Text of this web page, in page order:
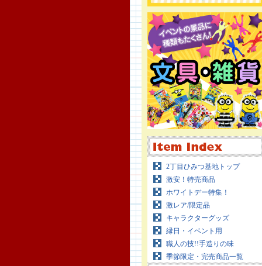
2丁目ひみつ基地トップ
激安！特売商品
ホワイトデー特集！
激レア/限定品
キャラクターグッズ
縁日・イベント用
職人の技!!手造りの味
季節限定・完売商品一覧